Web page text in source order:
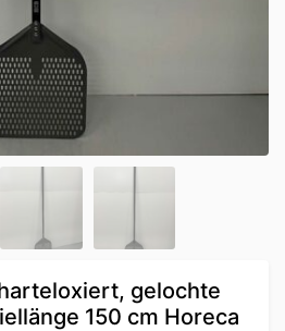
gelochte
150 cm Horeca